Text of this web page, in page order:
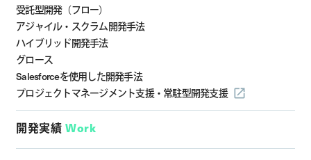
受託型開発（フロー）
アジャイル・スクラム開発手法
ハイブリッド開発手法
グロース
Salesforceを使用した開発手法
プロジェクトマネージメント支援・ 常駐型開発支援
開発実績 Work